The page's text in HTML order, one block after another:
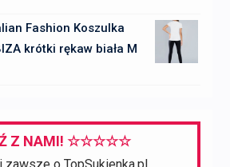
Fashion Koszulka
krótki rękaw biała M
Z NAMI! ☆☆☆☆☆
zawsze o TopSukienka.pl